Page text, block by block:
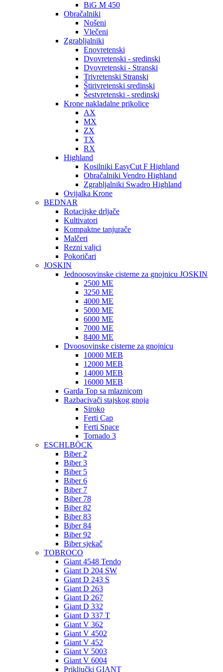
BiG M 450
Obračalniki
Nošeni
Vlečeni
Zgrabljalniki
Enovretenski
Dvovretenski - sredinski
Dvovretenski - Stranski
Trivretenski Stranski
Štirivretenski sredinski
Šestvretenski - sredinski
Krone nakladalne prikolice
AX
MX
ZX
TX
RX
Highland
Kosilniki EasyCut F Highland
Obračalniki Vendro Highland
Zgrabljalniki Swadro Highland
Ovijalka Krone
BEDNAR
Rotacijske drljače
Kultivatori
Kompaktne tanjurače
Malčeri
Rezni valjci
Pokoričari
JOSKIN
Jednoosovinske cisterne za gnojnicu JOSKIN
2500 ME
3250 ME
4000 ME
5000 ME
6000 ME
7000 ME
8400 ME
Dvoosovinske cisterne za gnojnicu
10000 MEB
12000 MEB
14000 MEB
16000 MEB
Garda Top sa mlaznicom
Razbacivači stajskog gnoja
Siroko
Ferti Cap
Ferti Space
Tornado 3
ESCHLBÖCK
Biber 2
Biber 3
Biber 5
Biber 6
Biber 7
Biber 78
Biber 82
Biber 83
Biber 84
Biber 92
Biber sjekač
TOBROCO
Giant 4548 Tendo
Giant D 204 SW
Giant D 243 S
Giant D 263
Giant D 267
Giant D 332
Giant D 337 T
Giant V 362
Giant V 4502
Giant V 452
Giant V 5003
Giant V 6004
Priključki GIANT